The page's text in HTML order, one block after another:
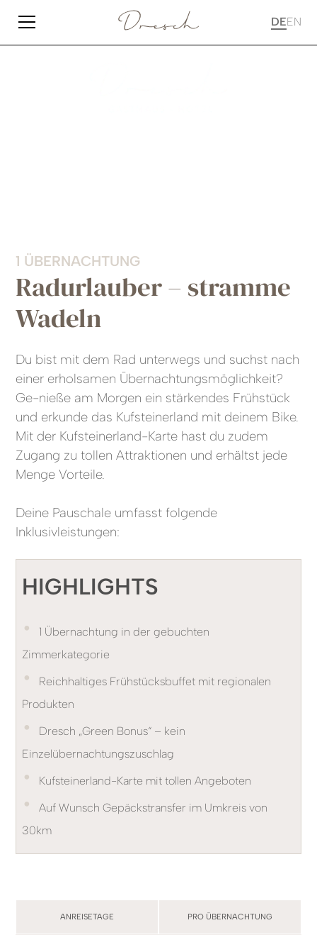
DEEN
1 ÜBERNACHTUNG
Radurlauber – stramme
Wadeln
Du bist mit dem Rad unterwegs und suchst nach
einer erholsamen Übernachtungsmöglichkeit?
Ge-nieße am Morgen ein stärkendes Frühstück
und erkunde das Kufsteinerland mit deinem Bike.
Mit der Kufsteinerland-Karte hast du zudem
Zugang zu tollen Attraktionen und erhältst jede
Menge Vorteile.
Deine Pauschale umfasst folgende
Inklusivleistungen:
HIGHLIGHTS
•
1 Übernachtung in der gebuchten
Zimmerkategorie
•
Reichhaltiges Frühstücksbuffet mit regionalen
Produkten
•
Dresch „Green Bonus“ – kein
Einzelübernachtungszuschlag
• Kufsteinerland-Karte mit tollen Angeboten
•
Auf Wunsch Gepäckstransfer im Umkreis von
30km
ANREISETAGE PRO ÜBERNACHTUNG